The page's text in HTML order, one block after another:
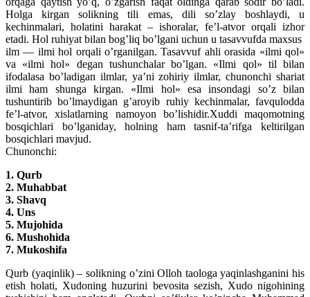
Holga kirgan solikning tili emas, dili so’zlay boshlaydi, u
kechinmalari, holatini harakat – ishoralar, fe’l-atvor orqali izhor
etadi. Hol ruhiyat bilan bog’liq bo’lgani uchun u tasavvufda maxsus
ilm — ilmi hol orqali o’rganilgan. Tasavvuf ahli orasida «ilmi qol»
va «ilmi hol» degan tushunchalar bo’lgan. «Ilmi qol» til bilan
ifodalasa bo’ladigan ilmlar, ya’ni zohiriy ilmlar, chunonchi shariat
ilmi ham shunga kirgan. «Ilmi hol» esa insondagi so’z bilan
tushuntirib bo’lmaydigan g’aroyib ruhiy kechinmalar, favqulodda
fe’l-atvor, xislatlarning namoyon bo’lishidir.Xuddi maqomotning
bosqichlari bo’lganiday, holning ham tasnif-ta’rifga keltirilgan
bosqichlari mavjud.
Chunonchi:
1. Qurb
2. Muhabbat
3. Shavq
4. Uns
5. Mujohida
6. Mushohida
7. Mukoshifa
Qurb (yaqinlik) – solikning o’zini Olloh taologa yaqinlashganini his
etish holati, Xudoning huzurini bevosita sezish, Xudo nigohining